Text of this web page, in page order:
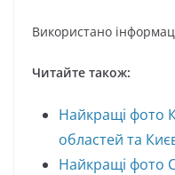
Використано
Читайте також:
Найкращі фото
областей та
Найкращі фото